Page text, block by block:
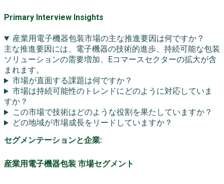
Primary Interview Insights
産業用電子機器包装市場の主な推進要因は何ですか？
主な推進要因には、電子機器の技術的進歩、持続可能な包装
ソリューションの需要増加、Eコマースセクターの拡大が含
まれます。
市場が直面する課題は何ですか？
市場は持続可能性のトレンドにどのように対応していま
すか？
この市場で技術はどのような役割を果たしていますか？
どの地域が市場成長をリードしていますか？
セグメンテーションと企業:
産業用電子機器包装 市場セグメント